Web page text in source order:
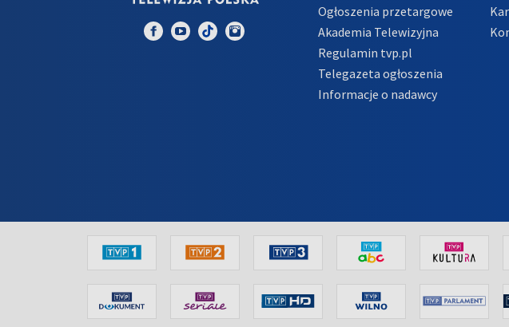
Ogłoszenia przetargowe
Akademia Telewizyjna
Regulamin tvp.pl
Telegazeta ogłoszenia
Informacje o nadawcy